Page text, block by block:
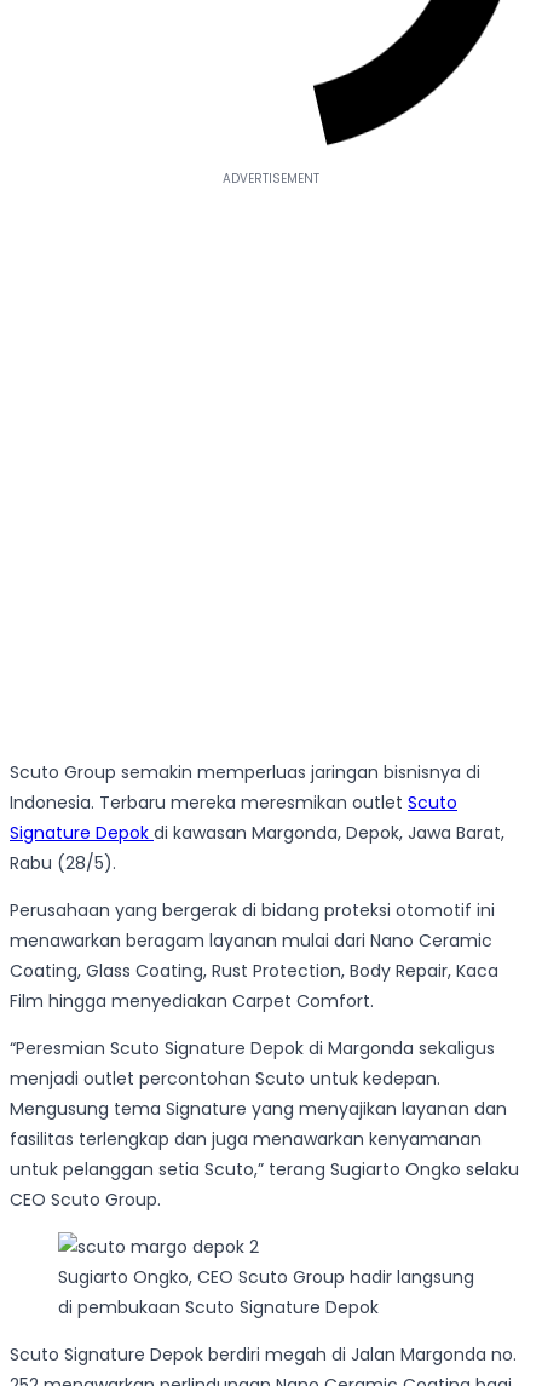
Scuto Group semakin memperluas jaringan bisnisnya di
Indonesia. Terbaru mereka meresmikan outlet Scuto
Signature Depok di kawasan Margonda, Depok, Jawa Barat,
Rabu (28/5).
Perusahaan yang bergerak di bidang proteksi otomotif ini
menawarkan beragam layanan mulai dari Nano Ceramic
Coating, Glass Coating, Rust Protection, Body Repair, Kaca
Film hingga menyediakan Carpet Comfort.
“Peresmian Scuto Signature Depok di Margonda sekaligus
menjadi outlet percontohan Scuto untuk kedepan.
Mengusung tema Signature yang menyajikan layanan dan
fasilitas terlengkap dan juga menawarkan kenyamanan
untuk pelanggan setia Scuto,” terang Sugiarto Ongko selaku
CEO Scuto Group.
Sugiarto Ongko, CEO Scuto Group hadir langsung
di pembukaan Scuto Signature Depok
Scuto Signature Depok berdiri megah di Jalan Margonda no.